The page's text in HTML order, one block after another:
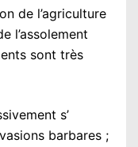
de l’agriculture
l’assolement
sont très
s’
barbares ;